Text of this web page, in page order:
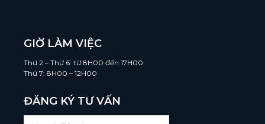
GIỜ LÀM VIỆC
Thứ 2 – Thứ 6: từ 8H00 đến 17H00
Thứ 7: 8H00 – 12H00
ĐĂNG KÝ TƯ VẤN